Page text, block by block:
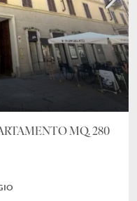
MQ. 280